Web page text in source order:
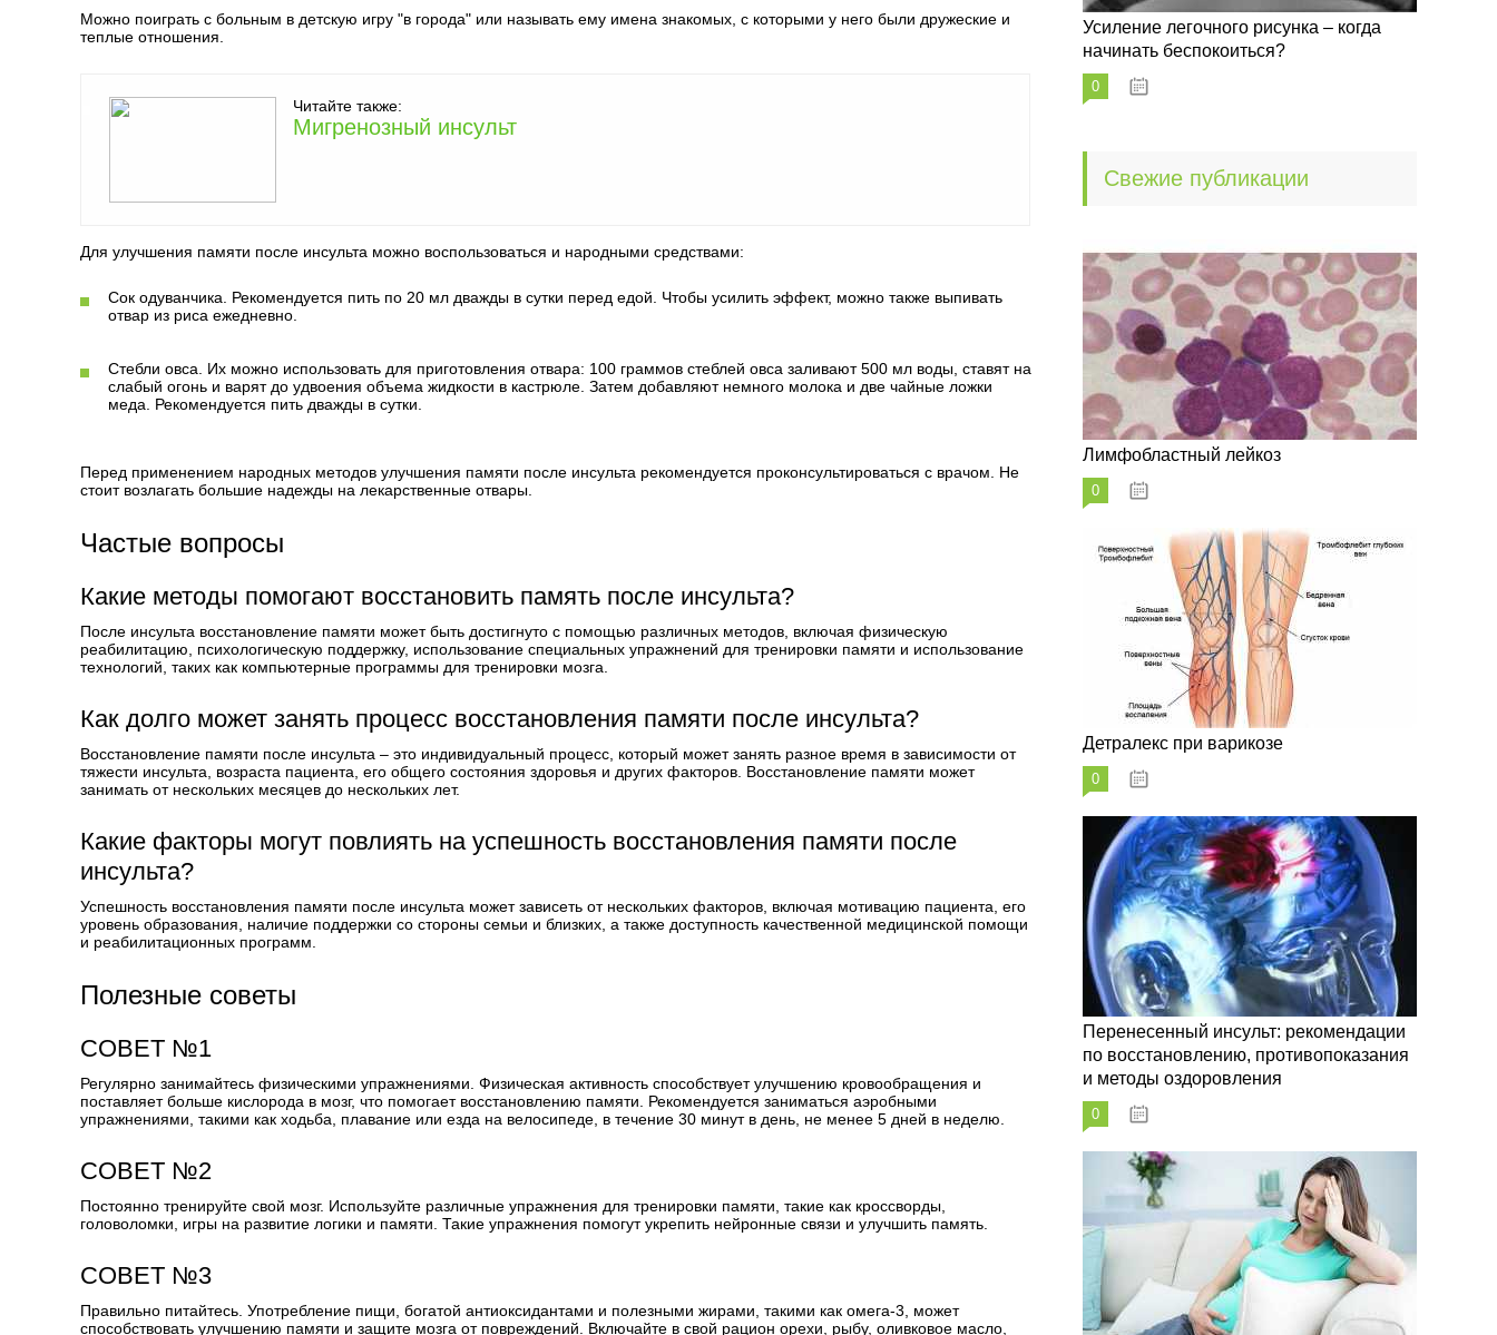
Можно поиграть с больным в детскую игру "в города" или называть ему имена знакомых, с которыми у него были дружеские и
теплые отношения.
Читайте также:
Мигренозный инсульт
Для улучшения памяти после инсульта можно воспользоваться и народными средствами:
Сок одуванчика. Рекомендуется пить по 20 мл дважды в сутки перед едой. Чтобы усилить эффект, можно также выпивать
отвар из риса ежедневно.
Стебли овса. Их можно использовать для приготовления отвара: 100 граммов стеблей овса заливают 500 мл воды, ставят на
слабый огонь и варят до удвоения объема жидкости в кастрюле. Затем добавляют немного молока и две чайные ложки
меда. Рекомендуется пить дважды в сутки.
Перед применением народных методов улучшения памяти после инсульта рекомендуется проконсультироваться с врачом. Не
стоит возлагать большие надежды на лекарственные отвары.
Частые вопросы
Какие методы помогают восстановить память после инсульта?
После инсульта восстановление памяти может быть достигнуто с помощью различных методов, включая физическую
реабилитацию, психологическую поддержку, использование специальных упражнений для тренировки памяти и использование
технологий, таких как компьютерные программы для тренировки мозга.
Как долго может занять процесс восстановления памяти после инсульта?
Восстановление памяти после инсульта – это индивидуальный процесс, который может занять разное время в зависимости от
тяжести инсульта, возраста пациента, его общего состояния здоровья и других факторов. Восстановление памяти может
занимать от нескольких месяцев до нескольких лет.
Какие факторы могут повлиять на успешность восстановления памяти после
инсульта?
Успешность восстановления памяти после инсульта может зависеть от нескольких факторов, включая мотивацию пациента, его
уровень образования, наличие поддержки со стороны семьи и близких, а также доступность качественной медицинской помощи
и реабилитационных программ.
Полезные советы
СОВЕТ №1
Регулярно занимайтесь физическими упражнениями. Физическая активность способствует улучшению кровообращения и
поставляет больше кислорода в мозг, что помогает восстановлению памяти. Рекомендуется заниматься аэробными
упражнениями, такими как ходьба, плавание или езда на велосипеде, в течение 30 минут в день, не менее 5 дней в неделю.
СОВЕТ №2
Постоянно тренируйте свой мозг. Используйте различные упражнения для тренировки памяти, такие как кроссворды,
головоломки, игры на развитие логики и памяти. Такие упражнения помогут укрепить нейронные связи и улучшить память.
СОВЕТ №3
Правильно питайтесь. Употребление пищи, богатой антиоксидантами и полезными жирами, такими как омега-3, может
способствовать улучшению памяти и защите мозга от повреждений. Включайте в свой рацион орехи, рыбу, оливковое масло,
Усиление легочного рисунка – когда
начинать беспокоиться?
0
Свежие публикации
Лимфобластный лейкоз
0
Детралекс при варикозе
0
Перенесенный инсульт: рекомендации
по восстановлению, противопоказания
и методы оздоровления
0